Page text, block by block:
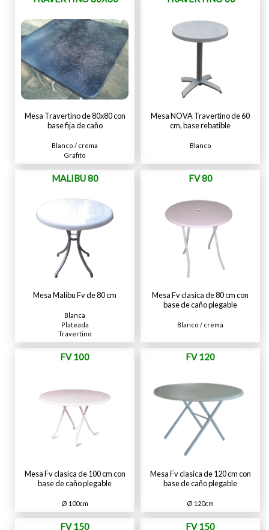
Mesa Travertino de 80x80 con
base fija de caño
Blanco / crema
Grafito
Mesa NOVA Travertino de 60
cm, base rebatible
Blanco
MALIBU 80
Mesa Malibu Fv de 80 cm
Blanca
Plateada
Travertino
FV 80
Mesa Fv clasica de 80 cm con
base de caño plegable
Blanco / crema
FV 100
Mesa Fv clasica de 100 cm con
base de caño plegable
Ø 100cm
FV 120
Mesa Fv clasica de 120 cm con
base de caño plegable
Ø 120cm
FV 150 FV 150